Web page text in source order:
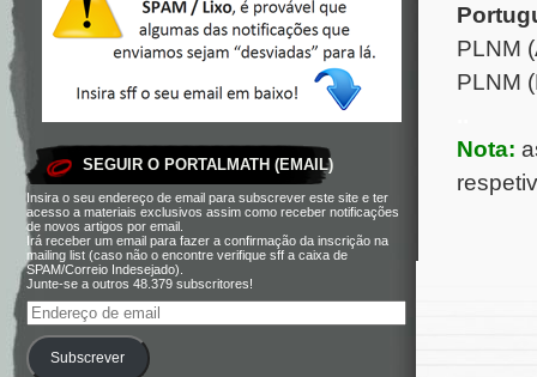
SEGUIR O PORTALMATH (EMAIL)
Insira o seu endereço de email para subscrever este site e ter
acesso a materiais exclusivos assim como receber notificações
de novos artigos por email.
Irá receber um email para fazer a confirmação da inscrição na
mailing list (caso não o encontre verifique sff a caixa de
SPAM/Correio Indesejado).
Junte-se a outros 48.379 subscritores!
Subscrever
PLNM
PLNM
Nota: